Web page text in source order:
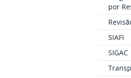
por
SIAFI
SIGAC